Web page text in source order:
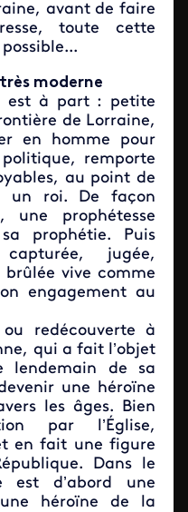
avant de faire
toute cette
moderne
est à part : petite
de Lorraine,
en homme pour
remporte
au point de
un roi. De façon
une prophétesse
prophétie. Puis
jugée,
vive comme
engagement au
ou redécouverte à
qui a fait l’objet
lendemain de sa
une héroïne
les âges. Bien
par l’Église,
en fait une figure
Dans le
est d’abord une
héroïne de la